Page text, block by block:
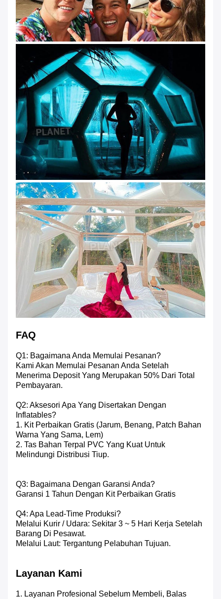
FAQ
Q1: Bagaimana Anda Memulai Pesanan?
Kami Akan Memulai Pesanan Anda Setelah
Menerima Deposit Yang Merupakan 50% Dari Total
Pembayaran.
Q2: Aksesori Apa Yang Disertakan Dengan
Inflatables?
1. Kit Perbaikan Gratis (jarum, Benang, Patch Bahan
Warna Yang Sama, Lem)
2. Tas Bahan Terpal PVC Yang Kuat Untuk
Melindungi Distribusi Tiup.
Q3: Bagaimana Dengan Garansi Anda?
Garansi 1 Tahun Dengan Kit Perbaikan Gratis
Q4: Apa Lead-Time Produksi?
Melalui Kurir / Udara: Sekitar 3 ~ 5 Hari Kerja Setelah
Barang Di Pesawat.
Melalui Laut: Tergantung Pelabuhan Tujuan.
Layanan Kami
1. Layanan Profesional Sebelum Membeli, Balas